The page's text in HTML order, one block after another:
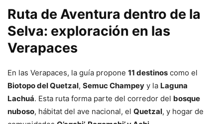
Ruta de Aventura dentro de la
Selva: exploración en las
Verapaces
En las Verapaces, la guía propone 11 destinos como el
Biotopo del Quetzal, Semuc Champey y la Laguna
Lachuá. Esta ruta forma parte del corredor del bosque
nuboso, hábitat del ave nacional, el Quetzal, y hogar de